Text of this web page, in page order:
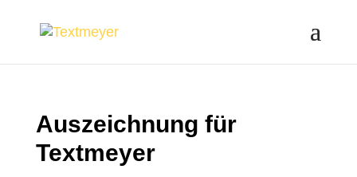
Auszeichnung für
Textmeyer